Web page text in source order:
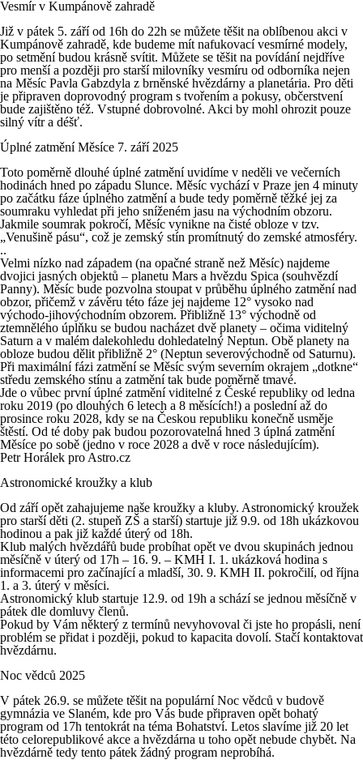
Vesmír v Kumpánově zahradě
Již v pátek 5. září od 16h do 22h se můžete těšit na oblíbenou akci v
Kumpánově zahradě, kde budeme mít nafukovací vesmírné modely,
po setmění budou krásně svítit. Můžete se těšit na povídání nejdříve
pro menší a později pro starší milovníky vesmíru od odborníka nejen
na Měsíc Pavla Gabzdyla z brněnské hvězdárny a planetária. Pro děti
je připraven doprovodný program s tvořením a pokusy, občerstvení
bude zajištěno též. Vstupné dobrovolné. Akci by mohl ohrozit pouze
silný vítr a déšť.
Úplné zatmění Měsíce 7. září 2025
Toto poměrně dlouhé úplné zatmění uvidíme v neděli ve večerních
hodinách hned po západu Slunce. Měsíc vychází v Praze jen 4 minuty
po začátku fáze úplného zatmění a bude tedy poměrně těžké jej za
soumraku vyhledat při jeho sníženém jasu na východním obzoru.
Jakmile soumrak pokročí, Měsíc vynikne na čisté obloze v tzv.
„Venušině pásu“, což je zemský stín promítnutý do zemské atmosféry.
..
Velmi nízko nad západem (na opačné straně než Měsíc) najdeme
dvojici jasných objektů – planetu Mars a hvězdu Spica (souhvězdí
Panny). Měsíc bude pozvolna stoupat v průběhu úplného zatmění nad
obzor, přičemž v závěru této fáze jej najdeme 12° vysoko nad
východo-jihovýchodním obzorem. Přibližně 13° východně od
ztemnělého úplňku se budou nacházet dvě planety – očima viditelný
Saturn a v malém dalekohledu dohledatelný Neptun. Obě planety na
obloze budou dělit přibližně 2° (Neptun severovýchodně od Saturnu).
Při maximální fázi zatmění se Měsíc svým severním okrajem „dotkne“
středu zemského stínu a zatmění tak bude poměrně tmavé.
Jde o vůbec první úplné zatmění viditelné z České republiky od ledna
roku 2019 (po dlouhých 6 letech a 8 měsících!) a poslední až do
prosince roku 2028, kdy se na Českou republiku konečně usměje
štěstí. Od té doby pak budou pozorovatelná hned 3 úplná zatmění
Měsíce po sobě (jedno v roce 2028 a dvě v roce následujícím).
Petr Horálek pro Astro.cz
Astronomické kroužky a klub
Od září opět zahajujeme naše kroužky a kluby. Astronomický kroužek
pro starší děti (2. stupeň ZŠ a starší) startuje již 9.9. od 18h ukázkovou
hodinou a pak již každé úterý od 18h.
Klub malých hvězdářů bude probíhat opět ve dvou skupinách jednou
měsíčně v úterý od 17h – 16. 9. – KMH I. 1. ukázková hodina s
informacemi pro začínající a mladší, 30. 9. KMH II. pokročilí, od října
1. a 3. úterý v měsíci.
Astronomický klub startuje 12.9. od 19h a schází se jednou měsíčně v
pátek dle domluvy členů.
Pokud by Vám některý z termínů nevyhovoval či jste ho propásli, není
problém se přidat i později, pokud to kapacita dovolí. Stačí kontaktovat
hvězdárnu.
Noc vědců 2025
V pátek 26.9. se můžete těšit na populární Noc vědců v budově
gymnázia ve Slaném, kde pro Vás bude připraven opět bohatý
program od 17h tentokrát na téma Bohatství. Letos slavíme již 20 let
této celorepublikové akce a hvězdárna u toho opět nebude chybět. Na
hvězdárně tedy tento pátek žádný program neprobíhá.